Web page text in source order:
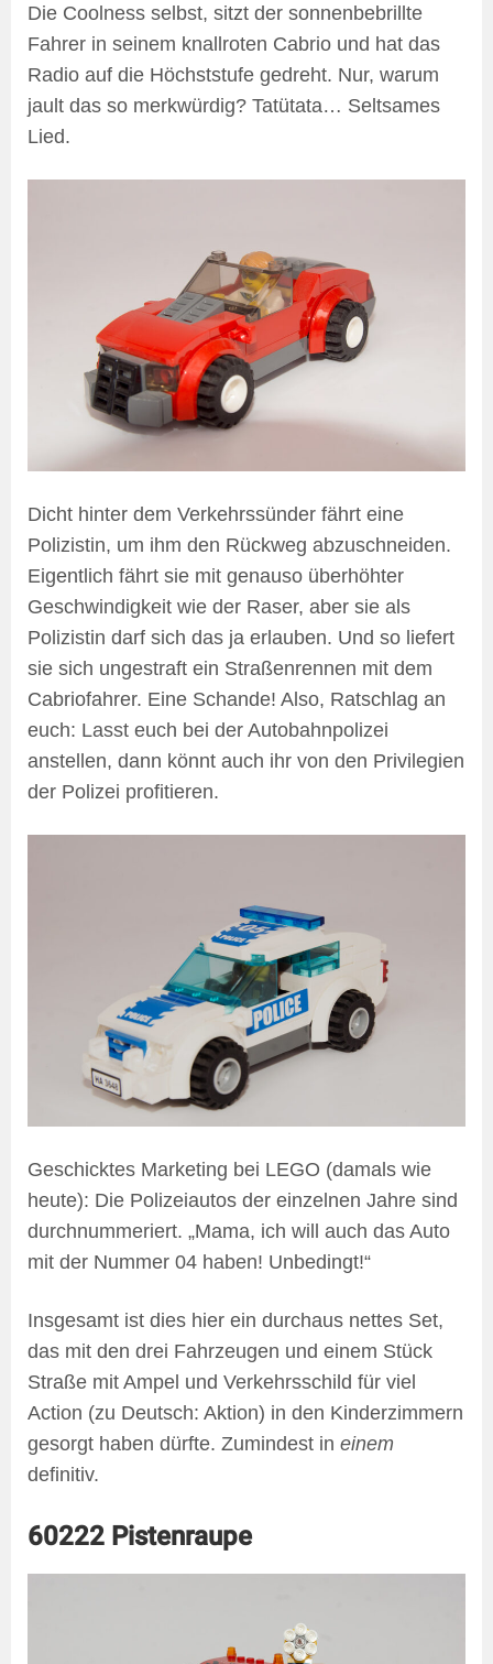
Die Coolness selbst, sitzt der sonnenbebrillte
Fahrer in seinem knallroten Cabrio und hat das
Radio auf die Höchststufe gedreht. Nur, warum
jault das so merkwürdig? Tatütata… Seltsames
Lied.
Dicht hinter dem Verkehrssünder fährt eine
Polizistin, um ihm den Rückweg abzuschneiden.
Eigentlich fährt sie mit genauso überhöhter
Geschwindigkeit wie der Raser, aber sie als
Polizistin darf sich das ja erlauben. Und so liefert
sie sich ungestraft ein Straßenrennen mit dem
Cabriofahrer. Eine Schande! Also, Ratschlag an
euch: Lasst euch bei der Autobahnpolizei
anstellen, dann könnt auch ihr von den Privilegien
der Polizei profitieren.
Geschicktes Marketing bei LEGO (damals wie
heute): Die Polizeiautos der einzelnen Jahre sind
durchnummeriert. „Mama, ich will auch das Auto
mit der Nummer 04 haben! Unbedingt!“
Insgesamt ist dies hier ein durchaus nettes Set,
das mit den drei Fahrzeugen und einem Stück
Straße mit Ampel und Verkehrsschild für viel
Action (zu Deutsch: Aktion) in den Kinderzimmern
gesorgt haben dürfte. Zumindest in einem
definitiv.
60222 Pistenraupe